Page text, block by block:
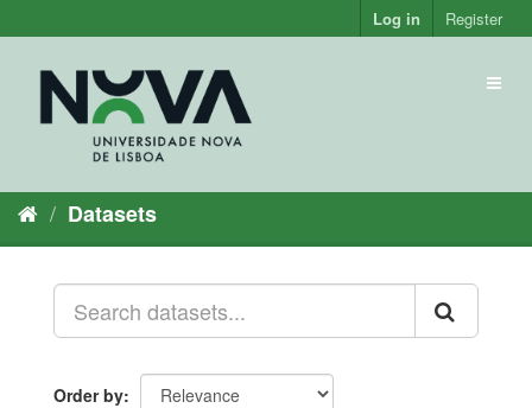
to
Log in Register
Datasets
Order by